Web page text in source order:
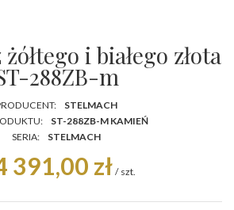
i białego złota
288ZB-m
STELMACH
ST-288ZB-M KAMIEŃ
SERIA:
STELMACH
391,00 zł / szt.